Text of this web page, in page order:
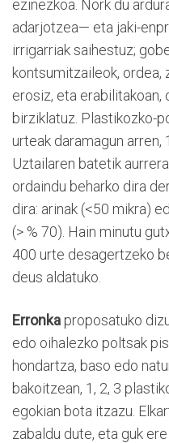
ezinezkoa. Nork du
adarjotzea— eta jaki-
irrigarriak saihestuz;
kontsumitzaileok, ordea,
erosiz, eta
birziklatuz. Plastikozko-
urteak daramagun arren,
Uztailaren batetik
ordaindu beharko dira
dira: arinak (<50 mikra)
(> % 70). Hain minutu
400 urte desagertzeko
deus aldatuko.
Erronka proposatuko
edo oihalezko poltsak
hondartza, baso edo
bakoitzean, 1, 2, 3
egokian bota itzazu.
zabaldu dute, eta guk